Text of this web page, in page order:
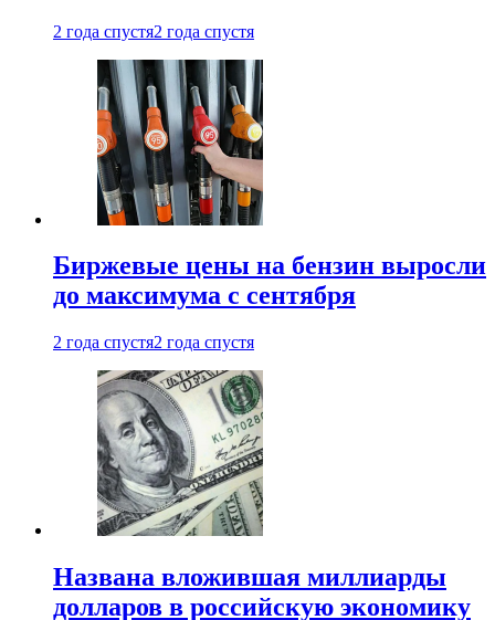
2 года спустя2 года спустя
Биржевые цены на бензин выросли
до максимума с сентября
2 года спустя2 года спустя
Названа вложившая миллиарды
долларов в российскую экономику